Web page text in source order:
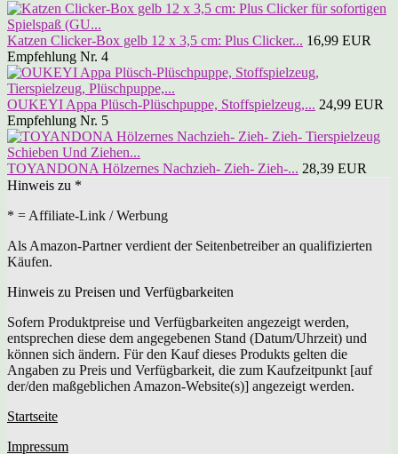
Katzen Clicker-Box gelb 12 x 3,5 cm: Plus Clicker... 16,99 EUR
Empfehlung Nr. 4
OUKEYI Appa Plüsch-Plüschpuppe, Stoffspielzeug,... 24,99 EUR
Empfehlung Nr. 5
TOYANDONA Hölzernes Nachzieh- Zieh- Zieh-... 28,39 EUR
Hinweis zu *
* = Affiliate-Link / Werbung
Als Amazon-Partner verdient der Seitenbetreiber an qualifizierten
Käufen.
Hinweis zu Preisen und Verfügbarkeiten
Sofern Produktpreise und Verfügbarkeiten angezeigt werden,
entsprechen diese dem angegebenen Stand (Datum/Uhrzeit) und
können sich ändern. Für den Kauf dieses Produkts gelten die
Angaben zu Preis und Verfügbarkeit, die zum Kaufzeitpunkt [auf
der/den maßgeblichen Amazon-Website(s)] angezeigt werden.
Startseite
Impressum